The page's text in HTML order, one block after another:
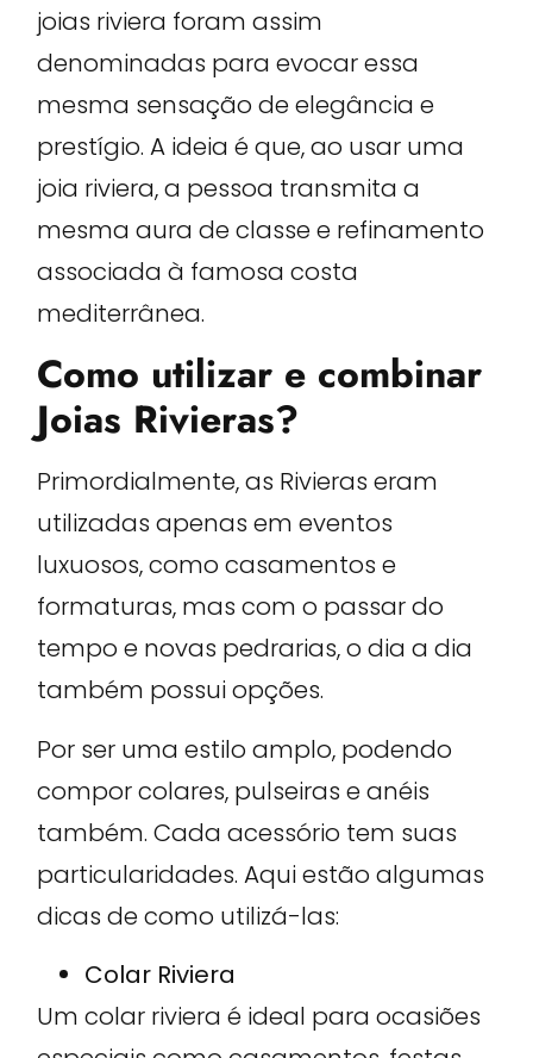
joias riviera foram assim
denominadas para evocar essa
mesma sensação de elegância e
prestígio. A ideia é que, ao usar uma
joia riviera, a pessoa transmita a
mesma aura de classe e refinamento
associada à famosa costa
mediterrânea.
Como utilizar e combinar
Joias Rivieras?
Primordialmente, as Rivieras eram
utilizadas apenas em eventos
luxuosos, como casamentos e
formaturas, mas com o passar do
tempo e novas pedrarias, o dia a dia
também possui opções.
Por ser uma estilo amplo, podendo
compor colares, pulseiras e anéis
também. Cada acessório tem suas
particularidades. Aqui estão algumas
dicas de como utilizá-las:
Colar Riviera
Um colar riviera é ideal para ocasiões